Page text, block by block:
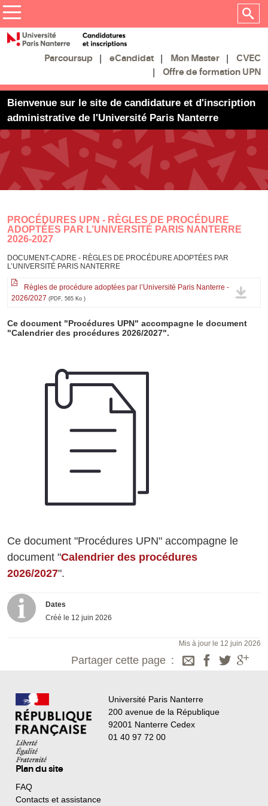
Parcoursup eCandidat Mon Master
CVEC
Offre de formation UPN
Bienvenue sur le site de candidature et d'inscription
administrative de l'Université Paris Nanterre
PROCÉDURES UPN - RÈGLES DE PROCÉDURE
ADOPTÉES PAR L’UNIVERSITÉ PARIS NANTERRE
2026-2027
DOCUMENT-CADRE - RÈGLES DE PROCÉDURE ADOPTÉES PAR
L’UNIVERSITÉ PARIS NANTERRE
Règles de procédure adoptées par l’Université Paris Nanterre -
2026/2027 (PDF, 565 Ko )
Ce document "Procédures UPN" accompagne le document
"Calendrier des procédures 2026/2027".
Ce document "Procédures UPN" accompagne le
document "Calendrier des procédures
2026/2027".
Dates
Créé le 12 juin 2026
Mis à jour le 12 juin 2026
Partager cette page
Université Paris Nanterre
200 avenue de la République
92001 Nanterre Cedex
01 40 97 72 00
Plan du site
FAQ
Contacts et assistance